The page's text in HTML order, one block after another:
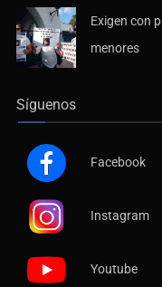
Exigen con
menores
Síguenos
Facebook
Instagram
Youtube